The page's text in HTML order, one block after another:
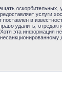
оскорбительных,
услуги
в
удалить,
эта информация